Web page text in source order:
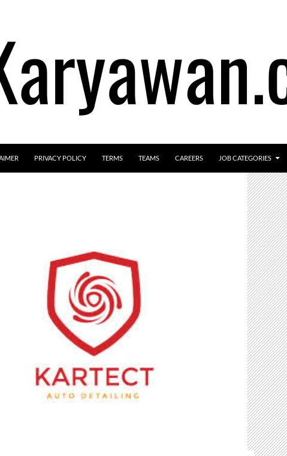
PRIVACY POLICY TERMS TEAMS CAREERS JOB CATEGORIES